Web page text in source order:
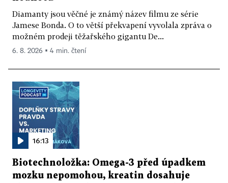
Diamanty jsou věčné je známý název filmu ze série
Jamese Bonda. O to větší překvapení vyvolala zpráva o
možném prodeji těžařského gigantu De...
6. 8. 2026 ▪ 4 min. čtení
16:13
Biotechnoložka: Omega-3 před úpadkem
mozku nepomohou, kreatin dosahuje